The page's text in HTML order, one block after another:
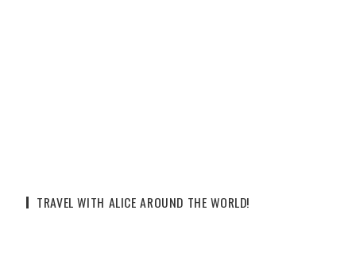
TRAVEL WITH ALICE AROUND THE WORLD!